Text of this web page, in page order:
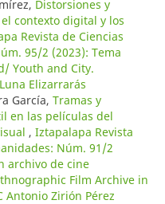
Distorsiones y
contexto digital y los
Revista de Ciencias
95/2 (2023): Tema
Youth and City.
Elizarrarás
García, Tramas y
en las películas del
, Iztapalapa Revista
Núm. 91/2
archivo de cine
Film Archive in
Antonio Zirión Pérez